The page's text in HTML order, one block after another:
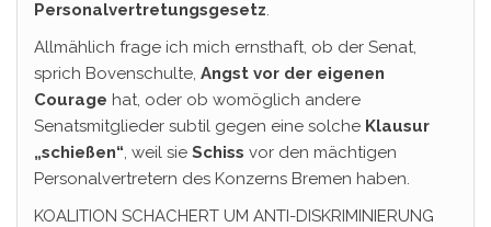
Personalvertretungsgesetz.
Allmählich frage ich mich ernsthaft, ob der Senat,
sprich Bovenschulte, Angst vor der eigenen
Courage hat, oder ob womöglich andere
Senatsmitglieder subtil gegen eine solche Klausur
„schießen“, weil sie Schiss vor den mächtigen
Personalvertretern des Konzerns Bremen haben.
KOALITION SCHACHERT UM ANTI-DISKRIMINIERUNG